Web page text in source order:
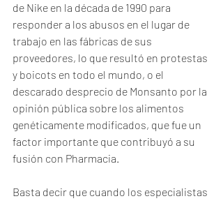
de Nike en la década de 1990 para
responder a los abusos en el lugar de
trabajo en las fábricas de sus
proveedores, lo que resultó en protestas
y boicots en todo el mundo, o el
descarado desprecio de Monsanto por la
opinión pública sobre los alimentos
genéticamente modificados, que fue un
factor importante que contribuyó a su
fusión con Pharmacia.
Basta decir que cuando los especialistas